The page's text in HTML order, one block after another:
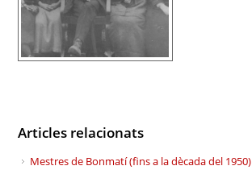
Articles relacionats
Mestres de Bonmatí (fins a la dècada del 1950)